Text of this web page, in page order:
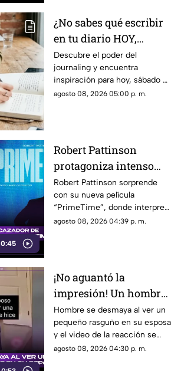
¿No sabes qué escribir
en tu diario HOY,
sábado 8 de junio de
2026? Usa este journal
prompt
Descubre el poder del
journaling y encuentra
inspiración para hoy, sábado 8
de junio de 2026. Un prompt
agosto 08, 2026 05:00 p. m.
0:45
Robert Pattinson
protagoniza intenso
thriller ‘PrimeTime’
con un nuevo papel
como cazador
Robert Pattinson sorprende
con su nueva película
“PrimeTime”, donde interpreta
a un personaje dedicado a
agosto 08, 2026 04:39 p. m.
¡No aguantó la
impresión! Un hombre
se desmaya al ver un
rasguño insignificante
en su esposa
Hombre se desmaya al ver un
pequeño rasguño en su esposa
y el video de la reacción se
vuelve viral en las redes
agosto 08, 2026 04:30 p. m.